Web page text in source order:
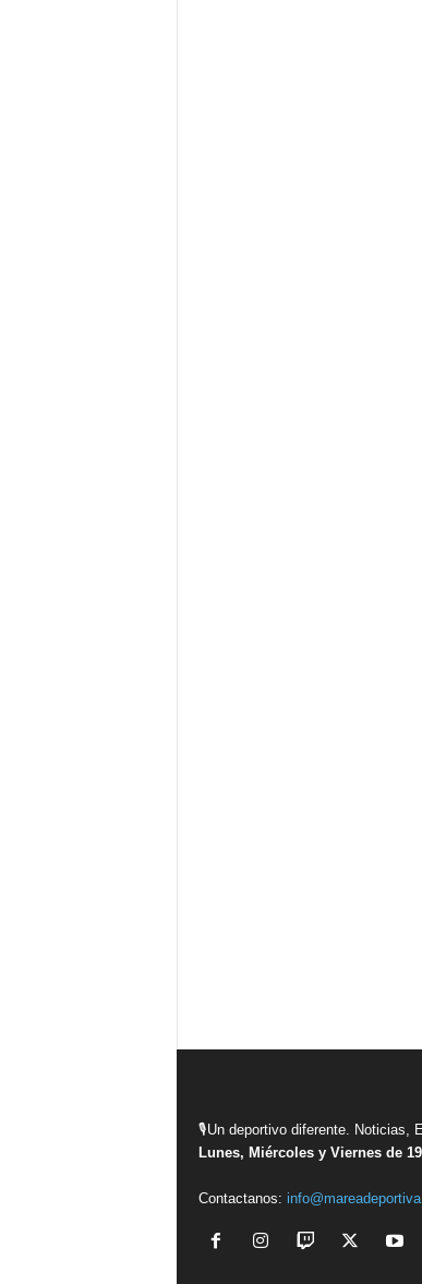
🎙Un deportivo diferente. Noticias,
Lunes, Miércoles y Viernes de
Contactanos: